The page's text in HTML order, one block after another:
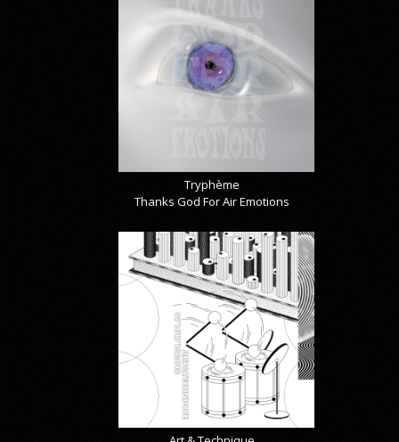
Tryphème
Thanks God For Air Emotions